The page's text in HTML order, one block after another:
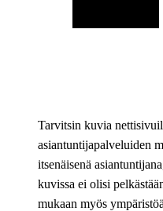
Tarvitsin kuvia
asiantuntijapalveluiden
itsenäisenä
kuvissa ei olisi
mukaan myös